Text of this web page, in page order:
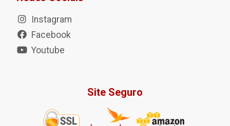
Instagram
Facebook
Youtube
Site Seguro